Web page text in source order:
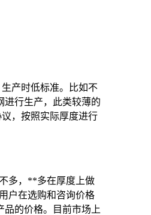
产时低标准。比如不
进行生产，此类较薄的
，按照实际厚度进行
多，**多在厚度上做
户在选购和咨询价格
品的价格。目前市场上